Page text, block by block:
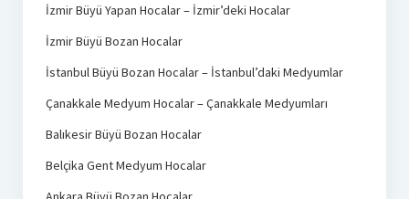
İzmir Büyü Yapan Hocalar – İzmir’deki Hocalar
İzmir Büyü Bozan Hocalar
İstanbul Büyü Bozan Hocalar – İstanbul’daki Medyumlar
Çanakkale Medyum Hocalar – Çanakkale Medyumları
Balıkesir Büyü Bozan Hocalar
Belçika Gent Medyum Hocalar